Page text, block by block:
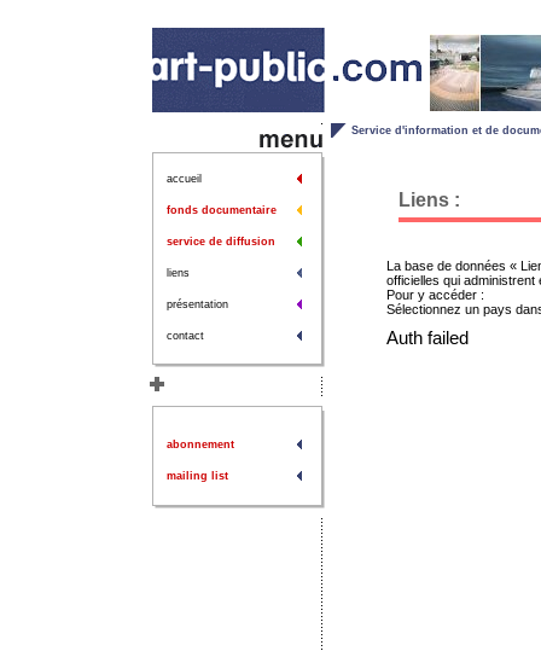
accueil
fonds documentaire
service de diffusion
liens
présentation
contact
abonnement
mailing list
Service d'information et de
Liens :
La base de données «
officielles qui administrent
Pour y accéder :
Sélectionnez un pays
Auth failed